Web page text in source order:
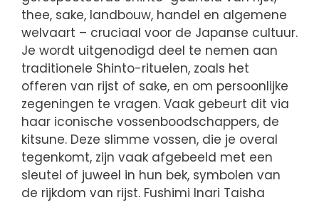
thee, sake, landbouw, handel en algemene
welvaart – cruciaal voor de Japanse cultuur.
Je wordt uitgenodigd deel te nemen aan
traditionele Shinto-rituelen, zoals het
offeren van rijst of sake, en om persoonlijke
zegeningen te vragen. Vaak gebeurt dit via
haar iconische vossenboodschappers, de
kitsune. Deze slimme vossen, die je overal
tegenkomt, zijn vaak afgebeeld met een
sleutel of juweel in hun bek, symbolen van
de rijkdom van rijst. Fushimi Inari Taisha